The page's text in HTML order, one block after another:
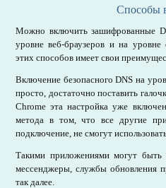
Способы
Можно включить зашифрованные
уровне веб-браузеров и на
этих способов имеет свои
Включение безопасного DNS на
просто, достаточно поставить
Chrome эта настройка уже
метода в том, что все другие
подключение, не смогут
Такими приложениями могут быть
мессенджеры, службы обновления
так далее.